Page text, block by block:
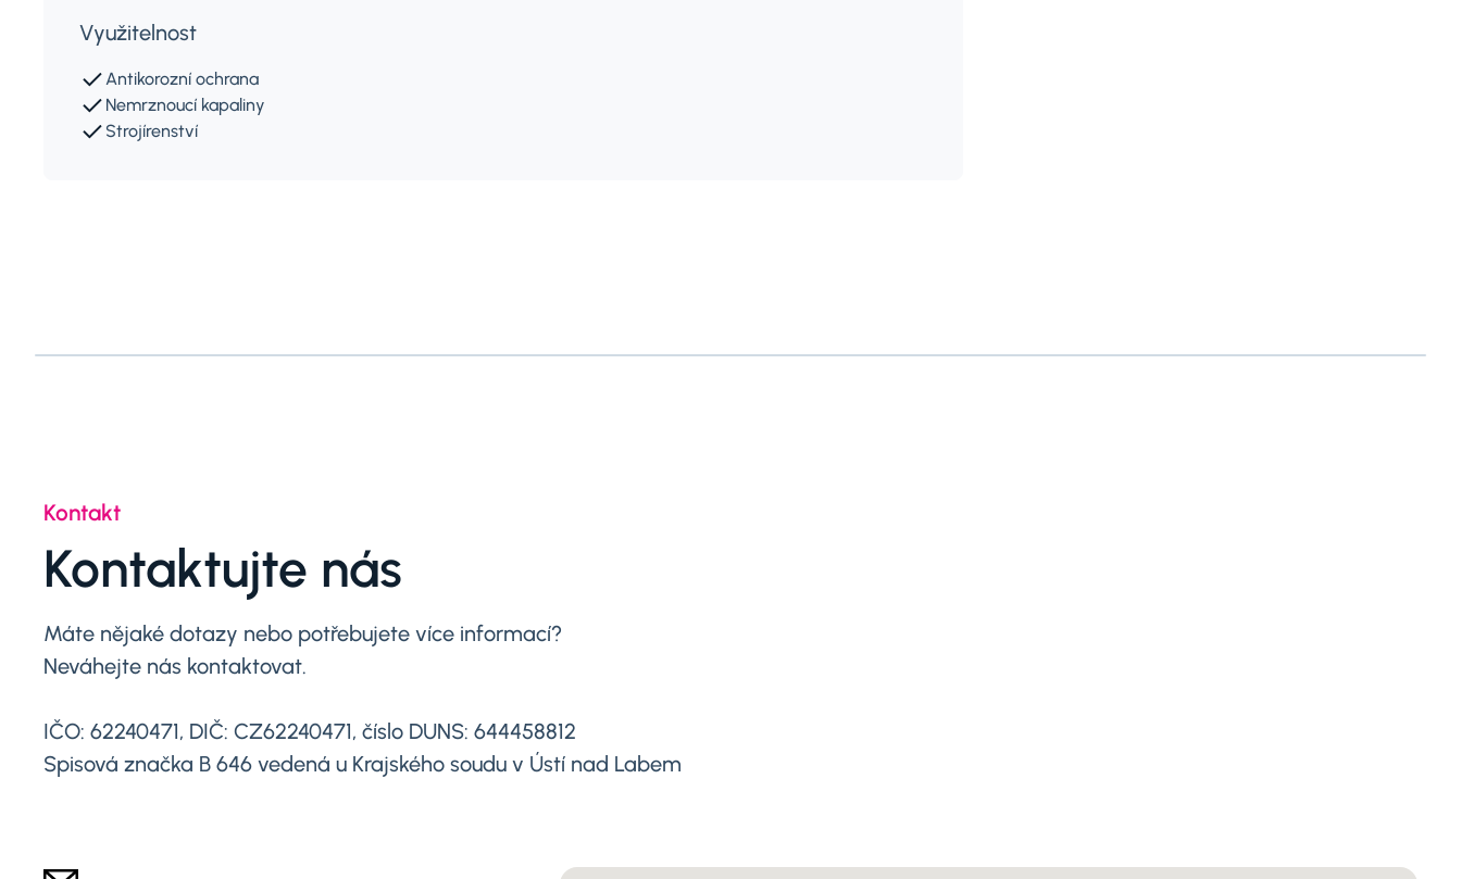
Využitelnost
Antikorozní ochrana
Nemrznoucí kapaliny
Strojírenství
Kontakt
Kontaktujte nás
Máte nějaké dotazy nebo potřebujete více informací?
Neváhejte nás kontaktovat.
IČO: 62240471, DIČ: CZ62240471, číslo DUNS: 644458812
Spisová značka B 646 vedená u Krajského soudu v Ústí nad Labem